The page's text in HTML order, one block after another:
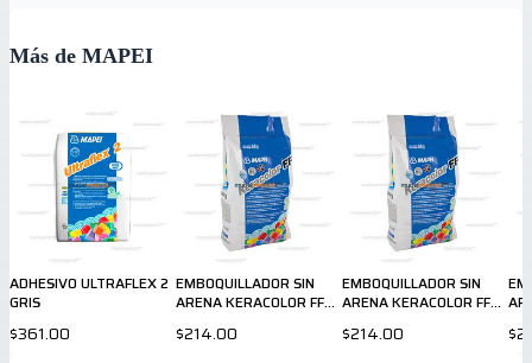
Más de MAPEI
ADHESIVO ULTRAFLEX 2
GRIS
$361.00
EMBOQUILLADOR SIN
ARENA KERACOLOR FF
MAPEI
$214.00
EMBOQUILLADOR SIN
ARENA KERACOLOR FF
5kg MAPEI
$214.00